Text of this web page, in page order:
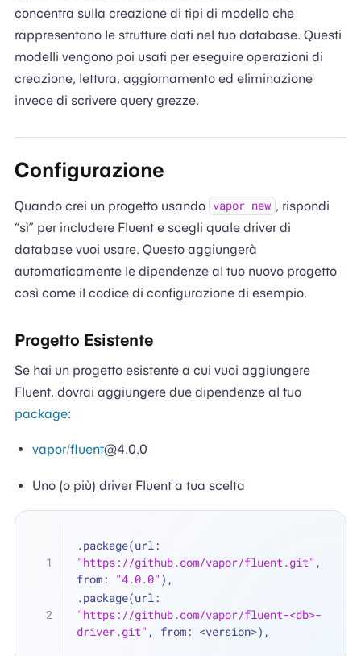
concentra sulla creazione di tipi di modello che
rappresentano le strutture dati nel tuo database. Questi
modelli vengono poi usati per eseguire operazioni di
creazione, lettura, aggiornamento ed eliminazione
invece di scrivere query grezze.
Configurazione
Quando crei un progetto usando vapor new , rispondi
“sì” per includere Fluent e scegli quale driver di
database vuoi usare. Questo aggiungerà
automaticamente le dipendenze al tuo nuovo progetto
così come il codice di configurazione di esempio.
Progetto Esistente
Se hai un progetto esistente a cui vuoi aggiungere
Fluent, dovrai aggiungere due dipendenze al tuo
package:
vapor/fluent@4.0.0
Uno (o più) driver Fluent a tua scelta
"https://github.com/vapor/fluent.git" ,
from: "4.0.0" ),
"https://github.com/vapor/fluent-<db>-
driver.git" , from: <version>),